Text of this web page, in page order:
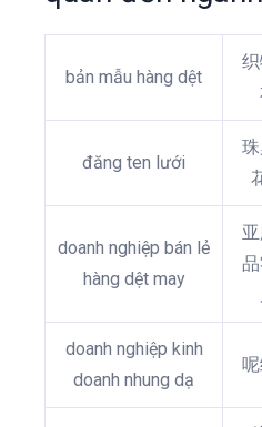
bản mẫu hàng dệt
đăng ten lưới
doanh nghiệp bán lẻ
hàng dệt may
doanh nghiệp kinh
doanh nhung dạ